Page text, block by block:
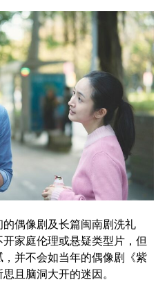
偶像剧及长篇闽南剧洗礼
家庭伦理或悬疑类型片，但
并不会如当年的偶像剧《紫
且脑洞大开的迷因。